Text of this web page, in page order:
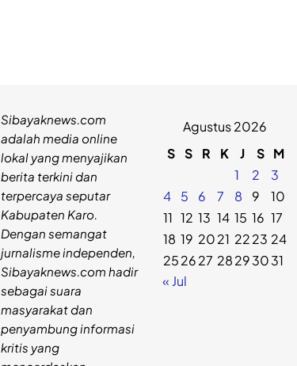
Sibayaknews.com
adalah media online
lokal yang menyajikan
berita terkini dan
terpercaya seputar
Kabupaten Karo.
Dengan semangat
jurnalisme independen,
Sibayaknews.com hadir
sebagai suara
masyarakat dan
penyambung informasi
kritis yang
Agustus 2026
S S R K J S M
1
2
3
4
5 6 7 8 9
10
11 12 13 14 15 16 17
18 19 2021 2223 24
252627 28293031
« Jul